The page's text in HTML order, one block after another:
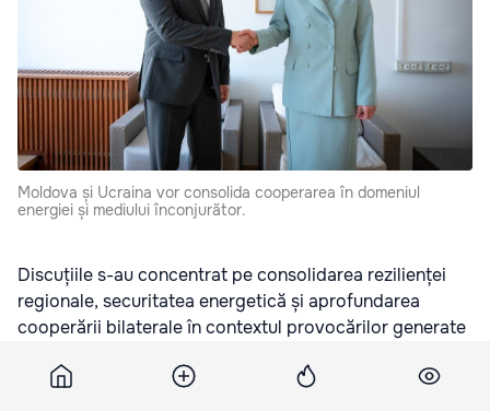
Moldova și Ucraina vor consolida cooperarea în domeniul
energiei și mediului înconjurător.
Discuțiile s-au concentrat pe consolidarea rezilienței
regionale, securitatea energetică și aprofundarea
cooperării bilaterale în contextul provocărilor generate